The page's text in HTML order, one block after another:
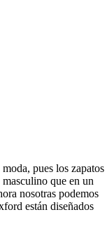
pues los zapatos
que en un
nosotras podemos
están diseñados